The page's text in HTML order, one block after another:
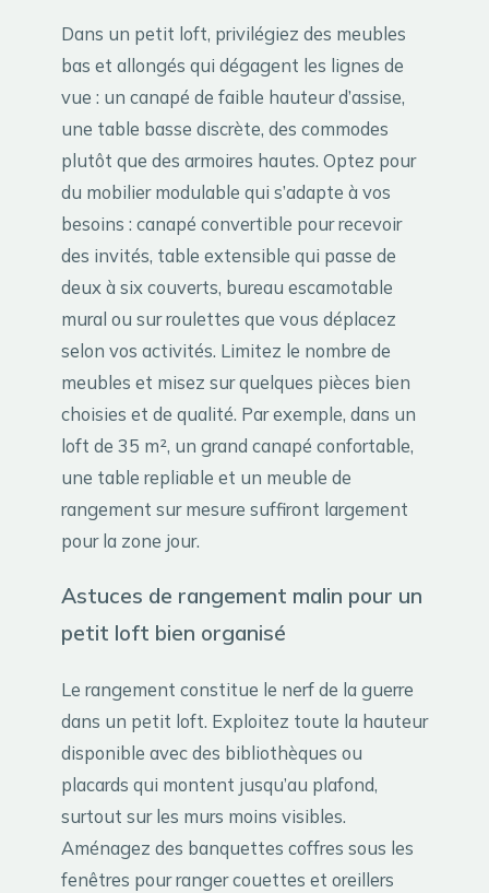
Dans un petit loft, privilégiez des meubles
bas et allongés qui dégagent les lignes de
vue : un canapé de faible hauteur d’assise,
une table basse discrète, des commodes
plutôt que des armoires hautes. Optez pour
du mobilier modulable qui s’adapte à vos
besoins : canapé convertible pour recevoir
des invités, table extensible qui passe de
deux à six couverts, bureau escamotable
mural ou sur roulettes que vous déplacez
selon vos activités. Limitez le nombre de
meubles et misez sur quelques pièces bien
choisies et de qualité. Par exemple, dans un
loft de 35 m², un grand canapé confortable,
une table repliable et un meuble de
rangement sur mesure suffiront largement
pour la zone jour.
Astuces de rangement malin pour un
petit loft bien organisé
Le rangement constitue le nerf de la guerre
dans un petit loft. Exploitez toute la hauteur
disponible avec des bibliothèques ou
placards qui montent jusqu’au plafond,
surtout sur les murs moins visibles.
Aménagez des banquettes coffres sous les
fenêtres pour ranger couettes et oreillers